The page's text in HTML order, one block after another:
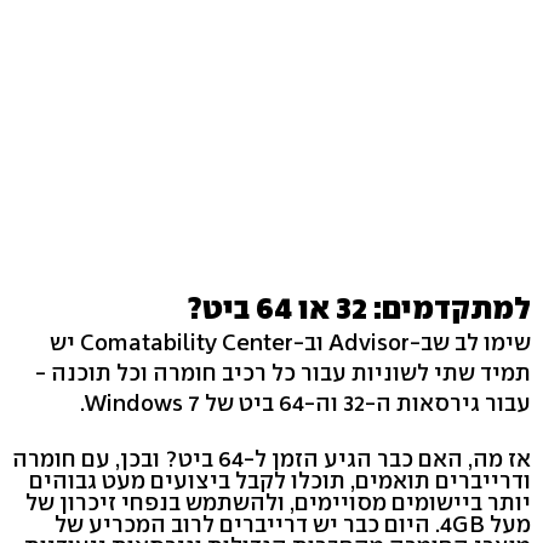
למתקדמים: 32 או 64 ביט?
שימו לב שב-Advisor וב-Comatability Center יש
תמיד שתי לשוניות עבור כל רכיב חומרה וכל תוכנה -
עבור גירסאות ה-32 וה-64 ביט של Windows 7.
אז מה, האם כבר הגיע הזמן ל-64 ביט? ובכן, עם חומרה
ודרייברים תואמים, תוכלו לקבל ביצועים מעט גבוהים
יותר ביישומים מסויימים, ולהשתמש בנפחי זיכרון של
מעל 4GB. היום כבר יש דרייברים לרוב המכריע של